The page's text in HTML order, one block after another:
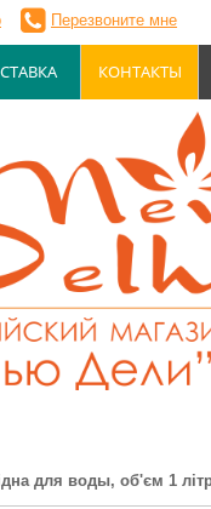
для воды, об'єм 1
Перезвоните мне
КОНТАКТЫ